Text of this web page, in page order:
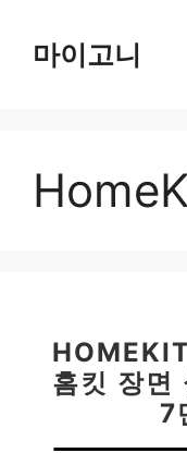
마이고니
홈킷 장면
7